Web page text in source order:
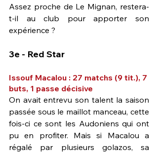
Assez proche de Le Mignan, restera-
t-il au club pour apporter son
expérience ?
3e - Red Star
Issouf Macalou : 27 matchs (9 tit.), 7
buts, 1 passe décisive
On avait entrevu son talent la saison
passée sous le maillot manceau, cette
fois-ci ce sont les Audoniens qui ont
pu en profiter. Mais si Macalou a
régalé par plusieurs golazos, sa